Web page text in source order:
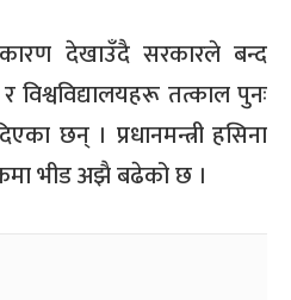
देखाउँदै सरकारले बन्द
तत्काल पुनः
छन् । प्रधानमन्त्री हसिना
भीड अझै बढेको छ ।